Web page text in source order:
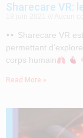
Sharecare VR:
Sharecare VR
permettant
corps humain
Read More »